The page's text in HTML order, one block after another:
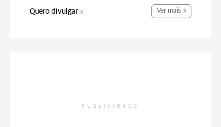
Quero divulgar Ver mais
PUBLICIDADE